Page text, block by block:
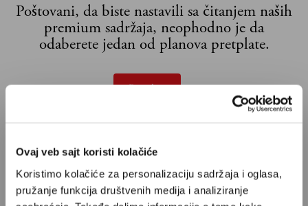
Ovaj veb sajt koristi kolačiće
Koristimo kolačiće za personalizaciju sadržaja i oglasa,
pružanje funkcija društvenih medija i analiziranje
Poštovani, da biste nastavili sa čitanjem naših
premium sadržaja, neophodno je da
odaberete jedan od planova pretplate.
Pretplata
saradnik Velikih priča.